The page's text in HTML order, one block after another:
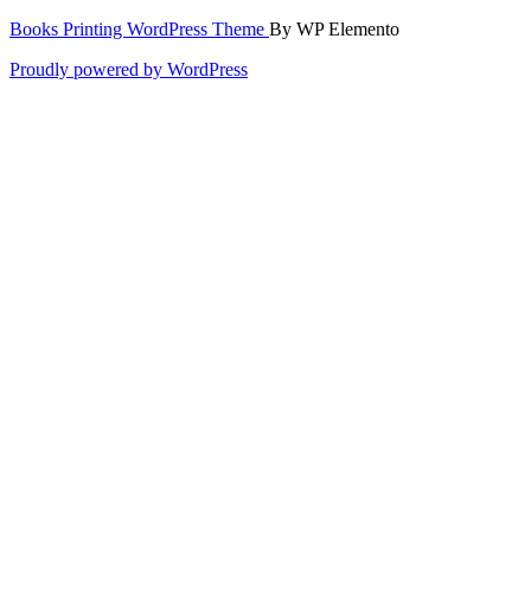
Books Printing WordPress Theme By WP Elemento
Proudly powered by WordPress